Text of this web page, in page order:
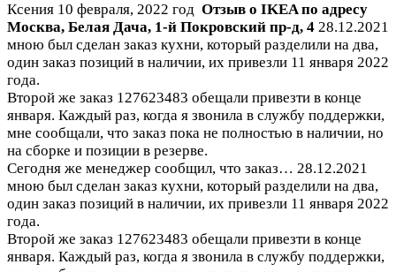
Ксения 10 февраля, 2022 год Отзыв о IKEA по адресу
Москва, Белая Дача, 1-й Покровский пр-д, 4 28.12.2021
мною был сделан заказ кухни, который разделили на два,
один заказ позиций в наличии, их привезли 11 января 2022
года.
Второй же заказ 127623483 обещали привезти в конце
января. Каждый раз, когда я звонила в службу поддержки,
мне сообщали, что заказ пока не полностью в наличии, но
на сборке и позиции в резерве.
Сегодня же менеджер сообщил, что заказ… 28.12.2021
мною был сделан заказ кухни, который разделили на два,
один заказ позиций в наличии, их привезли 11 января 2022
года.
Второй же заказ 127623483 обещали привезти в конце
января. Каждый раз, когда я звонила в службу поддержки,